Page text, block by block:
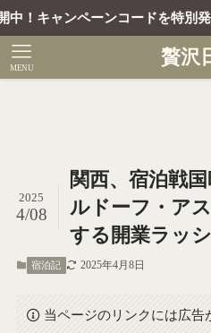
ンコードを特別発行
贅沢
MENU
関西、宿泊戦
ルドーフ・ア
する開業ラッ
2025
4/08
宿泊記 2025年4月8日
当ページのリンクには広告